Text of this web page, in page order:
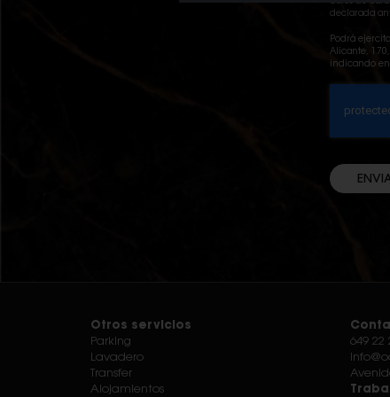
datos de
declarada
Podrá
Alicante,
indicando en
Otros servicios
Parking
Lavadero
Transfer
Alojamientos
649 22